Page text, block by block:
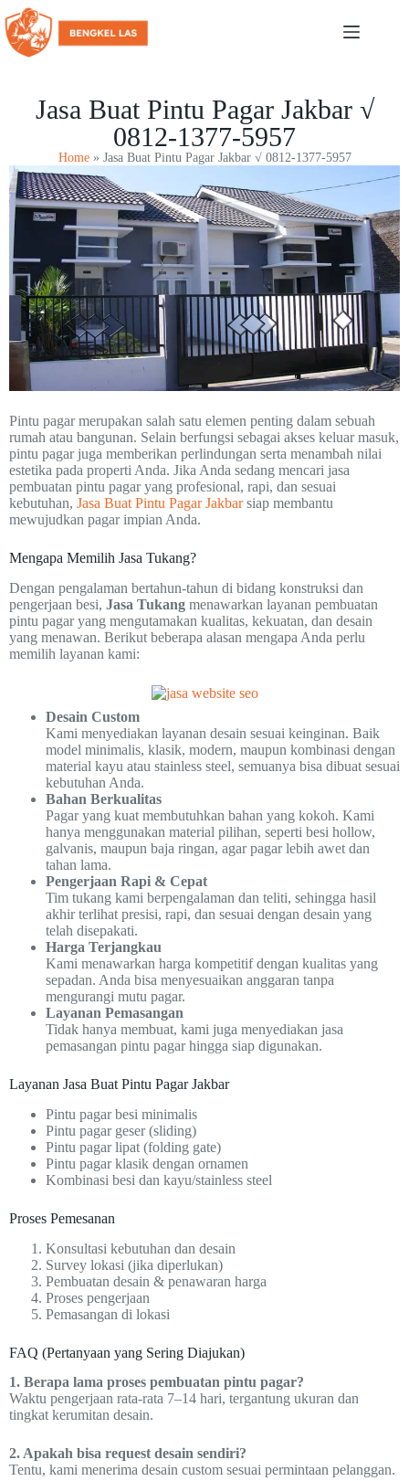
Jasa Buat Pintu Pagar Jakbar √
0812-1377-5957
Home» Jasa Buat Pintu Pagar Jakbar √ 0812-1377-5957
Pintu pagar merupakan salah satu elemen penting dalam sebuah
rumah atau bangunan. Selain berfungsi sebagai akses keluar masuk,
pintu pagar juga memberikan perlindungan serta menambah nilai
estetika pada properti Anda. Jika Anda sedang mencari jasa
pembuatan pintu pagar yang profesional, rapi, dan sesuai
kebutuhan, Jasa Buat Pintu Pagar Jakbarsiap membantu
mewujudkan pagar impian Anda.
Mengapa Memilih Jasa Tukang?
Dengan pengalaman bertahun-tahun di bidang konstruksi dan
pengerjaan besi, Jasa Tukang menawarkan layanan pembuatan
pintu pagar yang mengutamakan kualitas, kekuatan, dan desain
yang menawan. Berikut beberapa alasan mengapa Anda perlu
memilih layanan kami:
Desain Custom
Kami menyediakan layanan desain sesuai keinginan. Baik
model minimalis, klasik, modern, maupun kombinasi dengan
material kayu atau stainless steel, semuanya bisa dibuat sesuai
kebutuhan Anda.
Bahan Berkualitas
Pagar yang kuat membutuhkan bahan yang kokoh. Kami
hanya menggunakan material pilihan, seperti besi hollow,
galvanis, maupun baja ringan, agar pagar lebih awet dan
tahan lama.
Pengerjaan Rapi & Cepat
Tim tukang kami berpengalaman dan teliti, sehingga hasil
akhir terlihat presisi, rapi, dan sesuai dengan desain yang
telah disepakati.
Harga Terjangkau
Kami menawarkan harga kompetitif dengan kualitas yang
sepadan. Anda bisa menyesuaikan anggaran tanpa
mengurangi mutu pagar.
Layanan Pemasangan
Tidak hanya membuat, kami juga menyediakan jasa
pemasangan pintu pagar hingga siap digunakan.
Layanan Jasa Buat Pintu Pagar Jakbar
Pintu pagar besi minimalis
Pintu pagar geser (sliding)
Pintu pagar lipat (folding gate)
Pintu pagar klasik dengan ornamen
Kombinasi besi dan kayu/stainless steel
Proses Pemesanan
Konsultasi kebutuhan dan desain
Survey lokasi (jika diperlukan)
Pembuatan desain & penawaran harga
Proses pengerjaan
Pemasangan di lokasi
FAQ (Pertanyaan yang Sering Diajukan)
1. Berapa lama proses pembuatan pintu pagar?
Waktu pengerjaan rata-rata 7–14 hari, tergantung ukuran dan
tingkat kerumitan desain.
2. Apakah bisa request desain sendiri?
Tentu, kami menerima desain custom sesuai permintaan pelanggan.